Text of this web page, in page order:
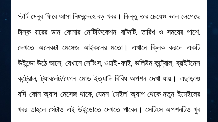
স্টার্ট মেনুর ফিরে আসা নিঃসন্দেহে বড় খবর। কিন্তু তার চেয়েও ভাল লেগেছে
টাস্ক বারের ডান কোনার নোটিফিকেশন বাটনটি, তারিখ ও সময়ের পাশে,
দেখতে অনেকটা মেসেজ আইকনের মতো। এখানে ক্লিক করলে একটি
উইন্ডো উঠে আসে, যেখানে সেটিংস, ওয়াই-ফাই, ভলিউম কন্ট্রোল, ব্রাইটনেস
কন্ট্রোল, ট্যাবলেট/ফোন-মোড ইত্যাদি বিবিধ অপশন দেখা যায়। এছাড়াও
যদি কোন অ্যাপ মেসেজ থাকে, যেমন ‘মেইল’ অ্যাপ থেকে নতুন ইমেইলের
খবর তাহলে সেটাও এই উইন্ডোতে দেখতে পাবেন। সেটিংস অপশনটিও খুব